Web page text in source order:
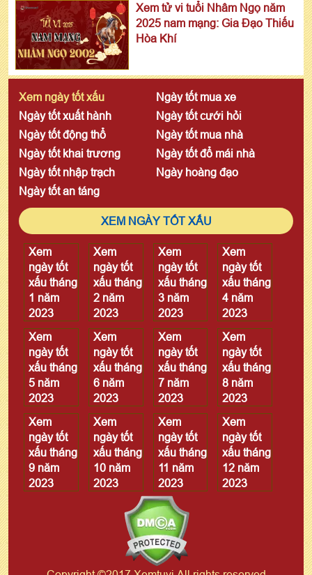
Xem tử vi tuổi Nhâm Ngọ năm
2025 nam mạng: Gia Đạo Thiếu
Hòa Khí
Xem ngày tốt xấu
Ngày tốt mua xe
Ngày tốt xuất hành
Ngày tốt cưới hỏi
Ngày tốt động thổ
Ngày tốt mua nhà
Ngày tốt khai trương
Ngày tốt đổ mái nhà
Ngày tốt nhập trạch
Ngày hoàng đạo
Ngày tốt an táng
XEM NGÀY TỐT XẤU
Xem
ngày tốt
xấu tháng
1 năm
2023
Xem
ngày tốt
xấu tháng
2 năm
2023
Xem
ngày tốt
xấu tháng
3 năm
2023
Xem
ngày tốt
xấu tháng
4 năm
2023
Xem
ngày tốt
xấu tháng
5 năm
2023
Xem
ngày tốt
xấu tháng
6 năm
2023
Xem
ngày tốt
xấu tháng
7 năm
2023
Xem
ngày tốt
xấu tháng
8 năm
2023
Xem
ngày tốt
xấu tháng
9 năm
2023
Xem
ngày tốt
xấu tháng
10 năm
2023
Xem
ngày tốt
xấu tháng
11 năm
2023
Xem
ngày tốt
xấu tháng
12 năm
2023